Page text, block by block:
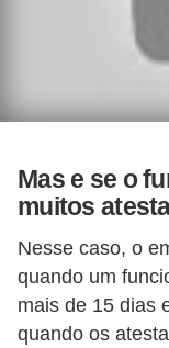
Mas e se o
muitos
Nesse caso, o
quando um
mais de 15 dias
quando os
0
T
E
R
e
c